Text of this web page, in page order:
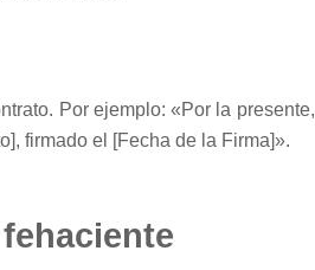
Por ejemplo: «Por la
firmado el [Fecha de la Firma]».